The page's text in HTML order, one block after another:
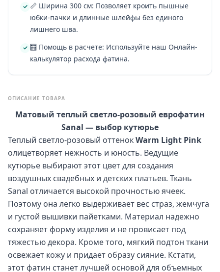
📏 Ширина 300 см: Позволяет кроить пышные
юбки-пачки и длинные шлейфы без единого
лишнего шва.
🧮 Помощь в расчете: Используйте наш Онлайн-
калькулятор расхода фатина.
ОПИСАНИЕ ТОВАРА
Матовый теплый светло-розовый еврофатин
Sanal — выбор кутюрье
Теплый светло-розовый оттенокWarm Light Pink
олицетворяет нежность и юность. Ведущие
кутюрье выбирают этот цвет для создания
воздушных свадебных и детских платьев. Ткань
Sanal отличается высокой прочностью ячеек.
Поэтому она легко выдерживает вес страз, жемчуга
и густой вышивки пайетками. Материал надежно
сохраняет форму изделия и не провисает под
тяжестью декора. Кроме того, мягкий подтон ткани
освежает кожу и придает образу сияние. Кстати,
этот фатин станет лучшей основой для объемных